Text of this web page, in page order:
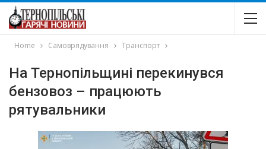
Home Самоврядування Транспорт
На Тернопільщині перекинувся
бензовоз – працюють
рятувальники